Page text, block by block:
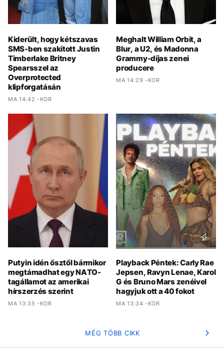
Kiderült, hogy kétszavas
SMS-ben szakított Justin
Timberlake Britney
Spearsszel az
Overprotected
klipforgatásán
MA 14:42 -KOR
Meghalt William Orbit, a
Blur, a U2, és Madonna
Grammy-díjas zenei
producere
MA 14:29 -KOR
Putyin idén ősztől bármikor
megtámadhat egy NATO-
tagállamot az amerikai
hírszerzés szerint
MA 13:35 -KOR
Playback Péntek: Carly Rae
Jepsen, Ravyn Lenae, Karol
G és Bruno Mars zenéivel
hagyjuk ott a 40 fokot
MA 13:34 -KOR
MÉG TÖBB CIKK